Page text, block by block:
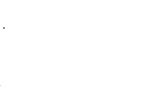
·